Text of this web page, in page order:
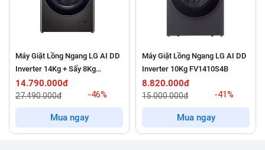
Máy Giặt Lồng Ngang LG AI DD
Inverter 14Kg + Sấy 8Kg
FV1414H3BA
14.790.000đ
27.490.000đ -46%
Mua ngay
Máy Giặt Lồng Ngang LG AI DD
Inverter 10Kg FV1410S4B
8.820.000đ
15.000.000đ -41%
Mua ngay